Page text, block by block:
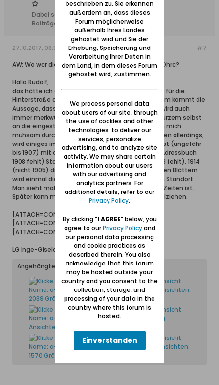
Dabei seit:
09.11.2012
Beiträge:
#7
27.10.2017, 08:02
AW: Wo war die Hinterstraße (nicht Hinterweg) in Ohra?
Hallo Rudolf,
das hätte ich auch gedacht, hätte Herr Kosik nicht für die
Hinterstraße auch noch Tylna genannt. Und von ihm kommt die
Aussage, dass die Straße nicht mehr existiert. Es wird auch
immer merkwürdiger. Nachdem ich nun erst seit kurzem selbst
an die eingestellten Adressbücher komme und ich mich
mühsam durch die Jahrgänge bewege, einige fehlen allerdings,
wird einiges immer konfuser. Die Firma wurde zuerst (ungefähr
bis 1907) mit der Hinterstraße genannt. Ab 1909 (Adressbuch
1908 fehlt) Stadtgebiet 12 bis 1912 (Adressbuch 1913 fehlt). 1914
(nicht 1905) die Lindenstraße. In den Biographischen Blättern
wird einmal die Jahreszahl 1908 genannt, aber kein Standort.
Man sieht mal wieder, wie wichtig die Angabe von Zeiten ist.
Später kann man es oft nicht mehr richtig nachvollziehen.
[ATTACH=CONFIG]22768[/ATTACH]
[ATTACH=CONFIG]22769[/ATTACH]
[ATTACH=CONFIG]22770[/ATTACH]
LG Inge-Gisela
Angehängte Dateien
beschrieben zu. Sie erkennen
außerdem an, dass dieses
Forum möglicherweise
außerhalb Ihres Landes
gehostet wird und Sie der
Erhebung, Speicherung und
Verarbeitung Ihrer Daten in
dem Land, in dem dieses Forum
gehostet wird, zustimmen.
We process personal data
about users of our site, through
the use of cookies and other
technologies, to deliver our
services, personalize
advertising, and to analyze site
activity. We may share certain
information about our users
with our advertising and
analytics partners. For
additional details, refer to our
Privacy Policy.
By clicking "I AGREE" below, you
agree to ourPrivacy Policyand
our personal data processing
and cookie practices as
described therein. You also
acknowledge that this forum
may be hosted outside your
country and you consent to the
collection, storage, and
processing of your data in the
country where this forum is
hosted.
Einverstanden